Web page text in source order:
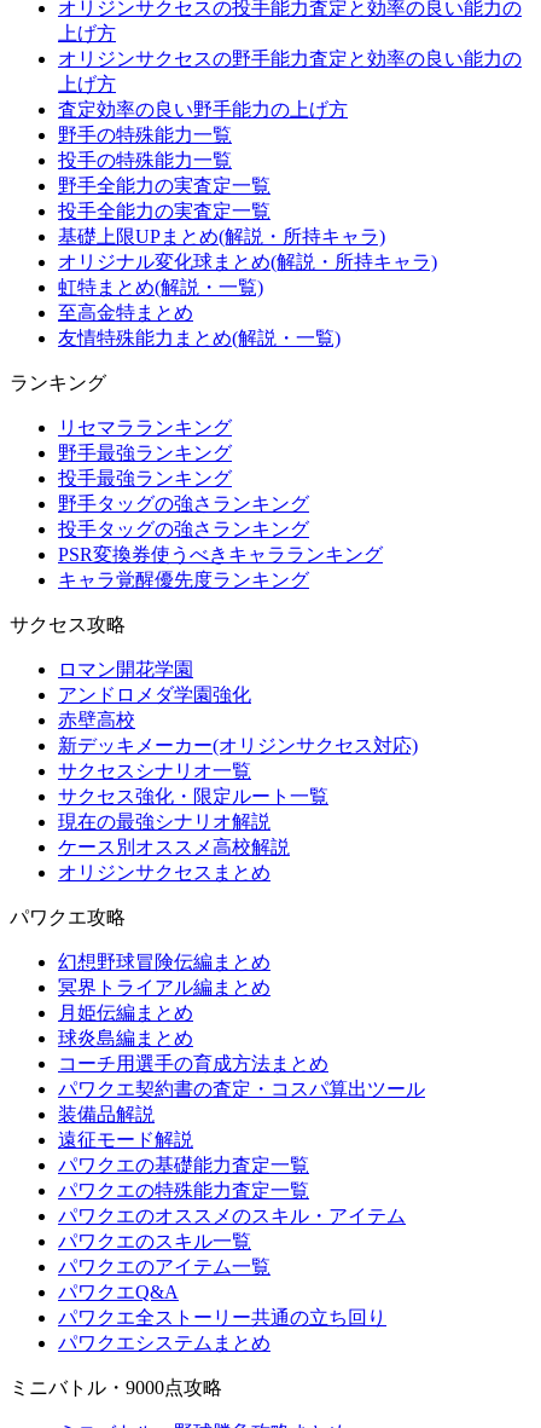
オリジンサクセスの投手能力査定と効率の良い能力の
上げ方
オリジンサクセスの野手能力査定と効率の良い能力の
上げ方
査定効率の良い野手能力の上げ方
野手の特殊能力一覧
投手の特殊能力一覧
野手全能力の実査定一覧
投手全能力の実査定一覧
基礎上限UPまとめ(解説・所持キャラ)
オリジナル変化球まとめ(解説・所持キャラ)
虹特まとめ(解説・一覧)
至高金特まとめ
友情特殊能力まとめ(解説・一覧)
ランキング
リセマラランキング
野手最強ランキング
投手最強ランキング
野手タッグの強さランキング
投手タッグの強さランキング
PSR変換券使うべきキャラランキング
キャラ覚醒優先度ランキング
サクセス攻略
ロマン開花学園
アンドロメダ学園強化
赤壁高校
新デッキメーカー(オリジンサクセス対応)
サクセスシナリオ一覧
サクセス強化・限定ルート一覧
現在の最強シナリオ解説
ケース別オススメ高校解説
オリジンサクセスまとめ
パワクエ攻略
幻想野球冒険伝編まとめ
冥界トライアル編まとめ
月姫伝編まとめ
球炎島編まとめ
コーチ用選手の育成方法まとめ
パワクエ契約書の査定・コスパ算出ツール
装備品解説
遠征モード解説
パワクエの基礎能力査定一覧
パワクエの特殊能力査定一覧
パワクエのオススメのスキル・アイテム
パワクエのスキル一覧
パワクエのアイテム一覧
パワクエQ&A
パワクエ全ストーリー共通の立ち回り
パワクエシステムまとめ
ミニバトル・9000点攻略